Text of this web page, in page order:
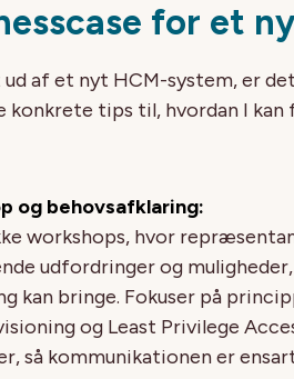
for et
af et nyt HCM-system, er
konkrete tips til, hvordan I
og behovsafklaring:
workshops, hvor
udfordringer og
kan bringe. Fokuser på
og Least Privilege
så kommunikationen er